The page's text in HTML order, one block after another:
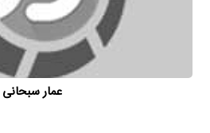
عمار سبحانی